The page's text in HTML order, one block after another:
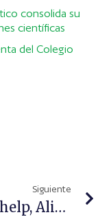
consolida su
científicas
del Colegio
Siguiente
Hemohelp, Alivio Frío Para Las Hemorroides Internas Y Externas